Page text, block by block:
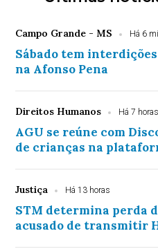
Campo Grande - MS Há 6
Sábado tem
na Afonso Pena
Direitos Humanos Há 7 horas
AGU se reúne com
de crianças na
Justiça Há 13 horas
STM determina perda
acusado de transmitir